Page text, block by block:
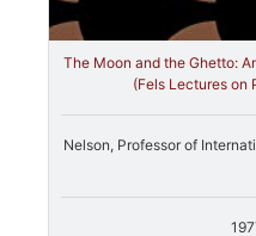
The Moon and the Ghetto:
(Fels Lectures on
Nelson, Professor of